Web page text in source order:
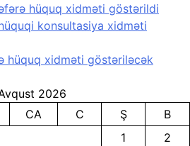
hüquq xidməti göstərildi
konsultasiya xidməti
hüquq xidməti göstəriləcək
2026
CA C Ş
B
1
2